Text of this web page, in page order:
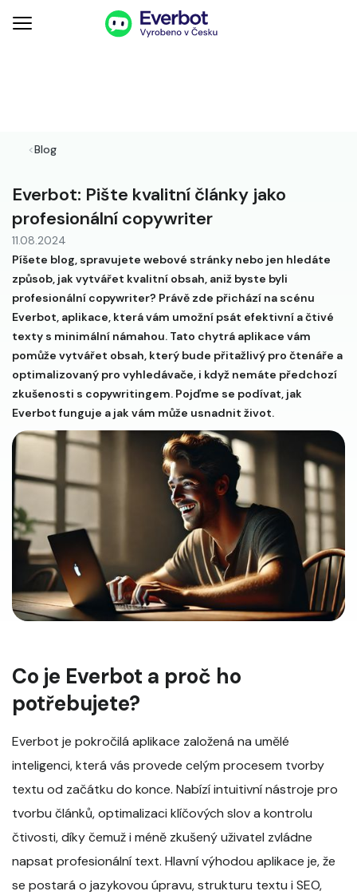
<Blog
Everbot: Pište kvalitní články jako
profesionální copywriter
11.08.2024
Píšete blog, spravujete webové stránky nebo jen hledáte
způsob, jak vytvářet kvalitní obsah, aniž byste byli
profesionální copywriter? Právě zde přichází na scénu
Everbot, aplikace, která vám umožní psát efektivní a čtivé
texty s minimální námahou. Tato chytrá aplikace vám
pomůže vytvářet obsah, který bude přitažlivý pro čtenáře a
optimalizovaný pro vyhledávače, i když nemáte předchozí
zkušenosti s copywritingem. Pojďme se podívat, jak
Everbot funguje a jak vám může usnadnit život.
Co je Everbot a proč ho
potřebujete?
Everbot je pokročilá aplikace založená na umělé
inteligenci, která vás provede celým procesem tvorby
textu od začátku do konce. Nabízí intuitivní nástroje pro
tvorbu článků, optimalizaci klíčových slov a kontrolu
čtivosti, díky čemuž i méně zkušený uživatel zvládne
napsat profesionální text. Hlavní výhodou aplikace je, že
se postará o jazykovou úpravu, strukturu textu i SEO,